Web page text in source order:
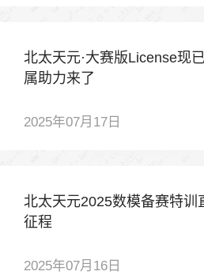
北太天元·大赛版License现
属助力来了
2025年07月17日
北太天元2025数模备赛特训
征程
2025年07月16日